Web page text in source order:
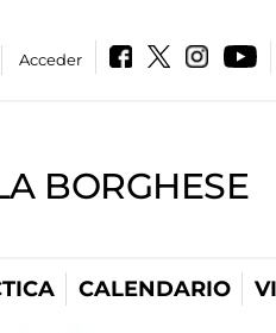
Acceder
BORGHESE
CALENDARIO